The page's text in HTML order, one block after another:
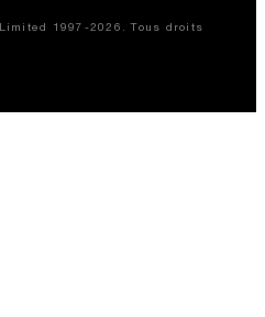
1997-2026. Tous droits